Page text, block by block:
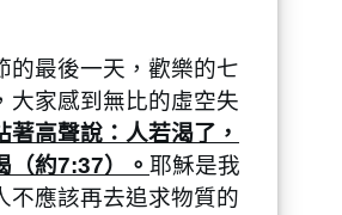
最後一天，歡樂的七
大家感到無比的虛空失
著高聲說：人若渴了，
（約7:37）。 耶穌是我
不應該再去追求物質的